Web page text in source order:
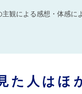
観による感想・体感に
た人はほ